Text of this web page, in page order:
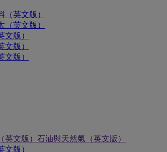
（英文版）
（英文版）
文版）
文版）
文版）
英文版） 石油與天然氣（英文版）
文版）